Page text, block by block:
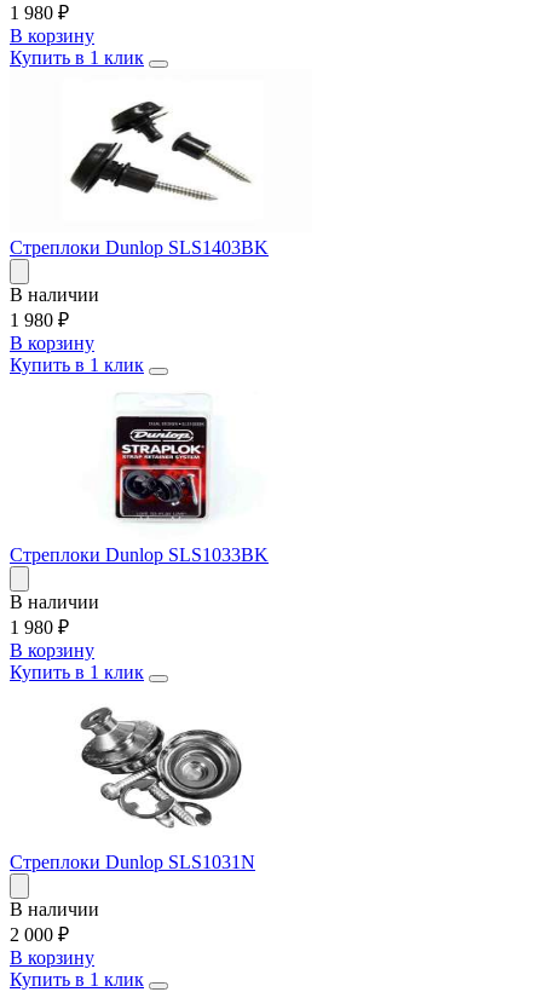
1 980 ₽
В корзину
Купить в 1 клик
Стреплоки Dunlop SLS1403BK
В наличии
1 980 ₽
В корзину
Купить в 1 клик
Стреплоки Dunlop SLS1033BK
В наличии
1 980 ₽
В корзину
Купить в 1 клик
Стреплоки Dunlop SLS1031N
В наличии
2 000 ₽
В корзину
Купить в 1 клик